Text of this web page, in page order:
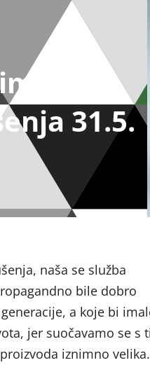
–
31.5.
naša se služba
bile dobro
a koje bi
jer suočavamo se s
iznimno velika.